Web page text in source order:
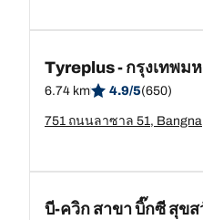
Tyreplus - กรุงเทพม
6.74 km 4.9/5(650)
บี-ควิก สาขา บิ๊กซี สุข